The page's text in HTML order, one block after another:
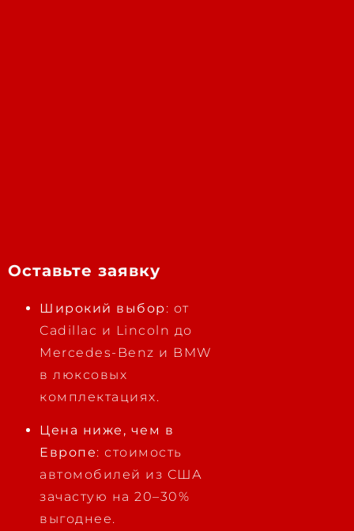
Оставьте заявку
Широкий выбор: от
Cadillac и Lincoln до
Mercedes-Benz и BMW
в люксовых
комплектациях.
Цена ниже, чем в
Европе: стоимость
автомобилей из США
зачастую на 20–30%
выгоднее.